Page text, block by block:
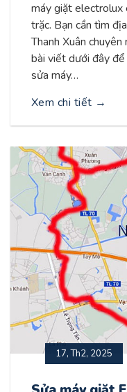
máy giặt electrolux
trặc. Bạn cần tìm
Thanh Xuân
bài viết dưới đây
sửa máy…
Xem chi tiết →
17, Th2, 2025